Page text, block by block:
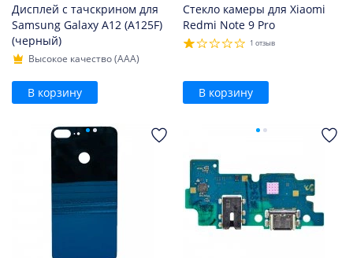
Дисплей с тачскрином для
Samsung Galaxy A12 (A125F)
(черный)
Высокое качество (AAA)
В корзину
Стекло камеры для Xiaomi
Redmi Note 9 Pro
1 отзыв
В корзину